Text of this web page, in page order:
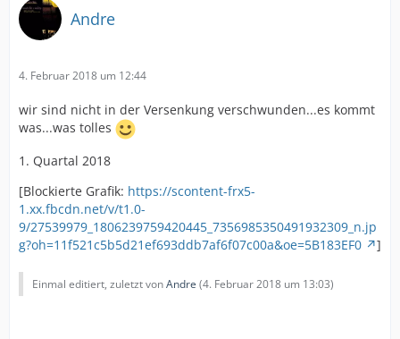
Andre
4. Februar 2018 um 12:44
wir sind nicht in der Versenkung verschwunden...es kommt
was...was tolles
1. Quartal 2018
[Blockierte Grafik: https://scontent-frx5-
1.xx.fbcdn.net/v/t1.0-
9/27539979_1806239759420445_7356985350491932309_n.jp
g?oh=11f521c5b5d21ef693ddb7af6f07c00a&oe=5B183EF0
]
Einmal editiert, zuletzt vonAndre (4. Februar 2018 um 13:03)